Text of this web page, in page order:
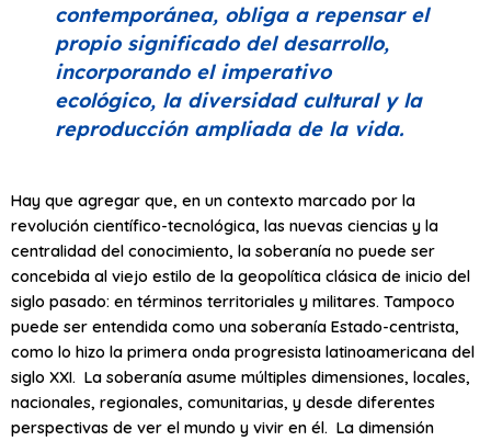
contemporánea, obliga a repensar el
propio significado del desarrollo,
incorporando el imperativo
ecológico, la diversidad cultural y la
reproducción ampliada de la vida.
Hay que agregar que, en un contexto marcado por la
revolución científico-tecnológica, las nuevas ciencias y la
centralidad del conocimiento, la soberanía no puede ser
concebida al viejo estilo de la geopolítica clásica de inicio del
siglo pasado: en términos territoriales y militares. Tampoco
puede ser entendida como una soberanía Estado-centrista,
como lo hizo la primera onda progresista latinoamericana del
siglo XXI. La soberanía asume múltiples dimensiones, locales,
nacionales, regionales, comunitarias, y desde diferentes
perspectivas de ver el mundo y vivir en él. La dimensión